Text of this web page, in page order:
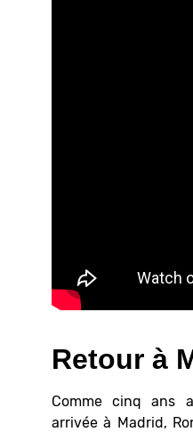
Retour à
Comme cinq ans
arrivée à Madrid,